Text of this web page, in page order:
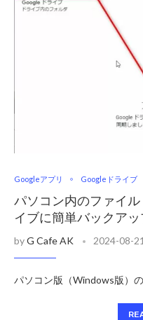
Googleアプリ Googleドライブ
パソコン内のファイル
イブに簡単バックアッ
byG Cafe AK 2024-08-21
パソコン版（Windows版）